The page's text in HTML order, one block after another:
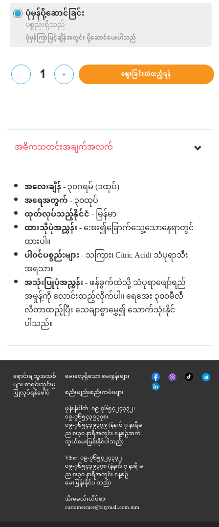
ပုံမှန်ပို့ဆောင်ခြင်း
ပစ္စည်းရှိသည်
ပုံမှန်ကြာမြင့်ချိန်အတွင်း ပို့ဆောင်ပေးပါသည်
- 1 + ဈေးခြင်းထဲထည့်ရန်
အဓိကသတင်းအချက်အလက်
အလေးချိန်- ၃၀ဂရမ် (၁ထုပ်)
အရေအတွက်- ၃၀ထုပ်
ထုတ်လုပ်သည့်နိုင်ငံ- မြန်မာ
ထားသိုပုံအညွှန်း- အေး၍ခြောက်သွေ့သောနေရာတွင်
ထားပါ။
ပါဝင်ပစ္စည်းများ- သကြား၊ Citric Acid၊ သံပုရာသီး
အရသာ။
အသုံးပြုပုံအညွှန်း- ဖန်ခွက်ထဲသို့ သံပုရာဖျော်ရည်
အမှုန့်ကို လောင်းထည့်လိုက်ပါ။ ရေအေး ၃၀၀မီလီ
လီတာထည့်ပြီး သေချာစွာမွှေ၍ သောက်သုံးနိုင်
ပါသည်။
ရောင်းချသူအသစ်
များ စာရင်းသွင်းမှု
ပြုလုပ်ရန်ဖေါင်
မေးလေ့ရှိသော မေးခွန်းများ
စည်းမျည်းစည်းကမ်းများ
ဖုန်းနံပါတ်: ၀၉-၇၆၅၄၂၄၃၃၂၊
၀၉-၇၆၅၄၃၉၃၇၈၊
၀၉-၇၆၅၄၃၉၃၇၉ (နံနက် ၇ နာရီမှ
ည ၈း၃၀ နာရီအတွင်း နေ့စဉ်ဆက်
သွယ်မေးမြန်းနိုင်ပါသည်)
Viber: ၀၉-၇၆၅၄၂၄၃၃၂၊
၀၉-၇၆၅၄၃၉၃၇၈ (နံနက် ၇ နာရီ မှ
ည ၈း၃၀ နာရီအတွင်း နေ့စဉ်
မေးမြန်းနိုင်ပါသည်)
အီးမေလ်းလိပ်စာ:
customercare@citymall.com.mm
မျက်နှာစာ
အုပ်
Viber Tik
Tok
နှင့်
ဆက်စပ်